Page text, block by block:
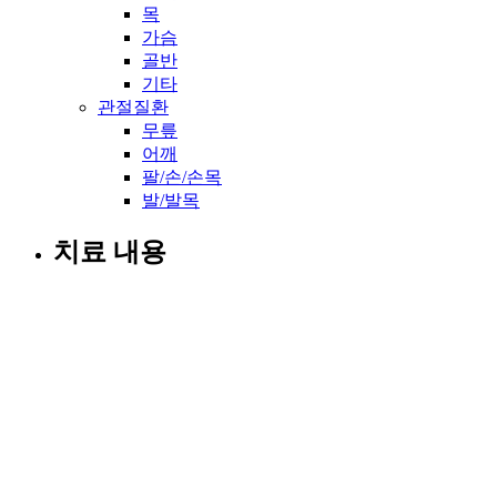
목
가슴
골반
기타
관절질환
무릎
어깨
팔/손/손목
발/발목
치료 내용